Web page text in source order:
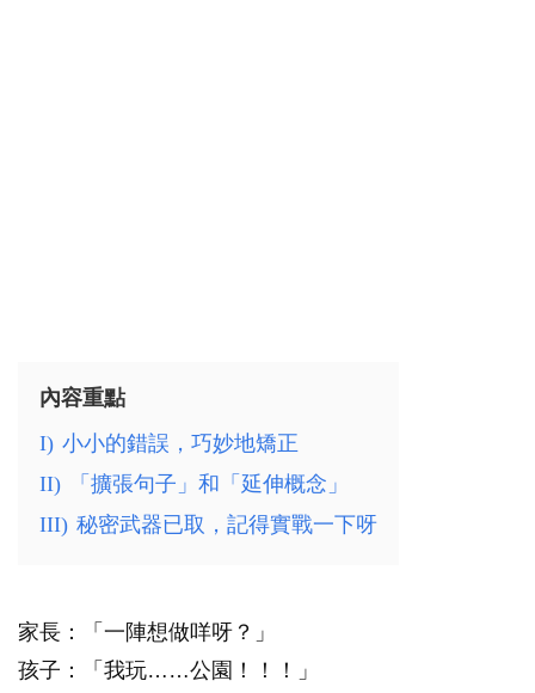
內容重點
I) 小小的錯誤，巧妙地矯正
II)
「擴張句子」和「延伸概念」
III) 秘密武器已取，記得實戰一下呀
家長：「一陣想做咩呀？」
孩子：「我玩……公園！！！」